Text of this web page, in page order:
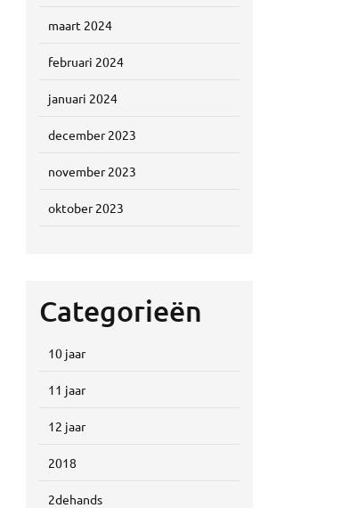
maart 2024
februari 2024
januari 2024
december 2023
november 2023
oktober 2023
Categorieën
10 jaar
11 jaar
12 jaar
2018
2dehands